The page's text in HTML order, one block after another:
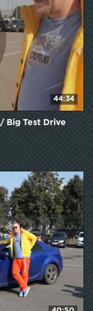
44:34
Big Test Drive